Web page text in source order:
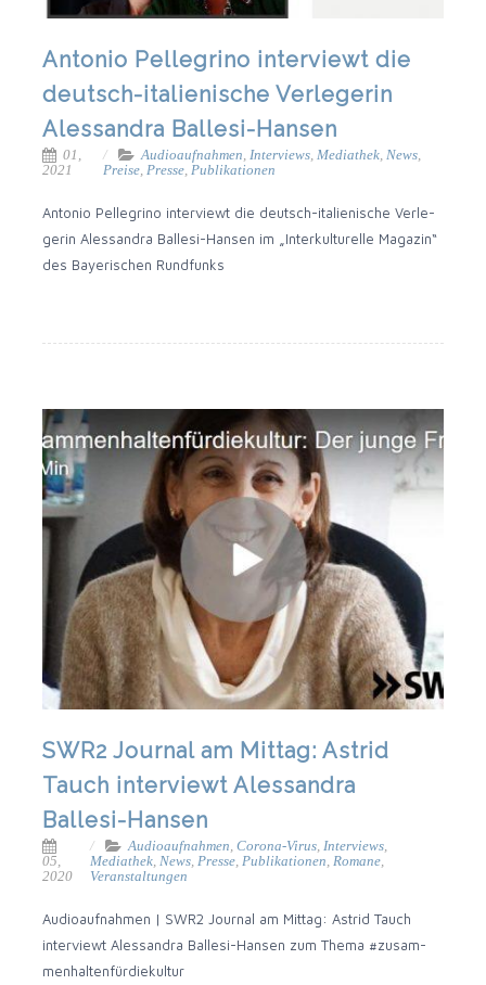
Antonio Pellegrino interviewt die
deutsch-italienische Verlegerin
Alessandra Ballesi-Hansen
01,
2021
Audioaufnahmen Interviews Mediathek News
Preise Presse Publikationen
Anto­nio Pel­le­gri­no inter­viewt die deutsch-italienische Ver­le­
ge­rin Ales­san­dra Ballesi-Hansen im „Inter­kul­tu­rel­le Maga­zin“
des Baye­ri­schen Rundfunks
SWR2 Journal am Mittag: Astrid
Tauch interviewt Alessandra
Ballesi-Hansen
05,
2020
Audioaufnahmen,Corona-Virus,Interviews,
Mediathek,News,Presse,Publikationen,Romane,
Veranstaltungen
Audio­auf­nah­men | SWR2 Jour­nal am Mit­tag: Astrid Tauch
inter­viewt Ales­san­dra Ballesi-Hansen zum The­ma #zusam­
men­hal­ten­für­die­kul­tur